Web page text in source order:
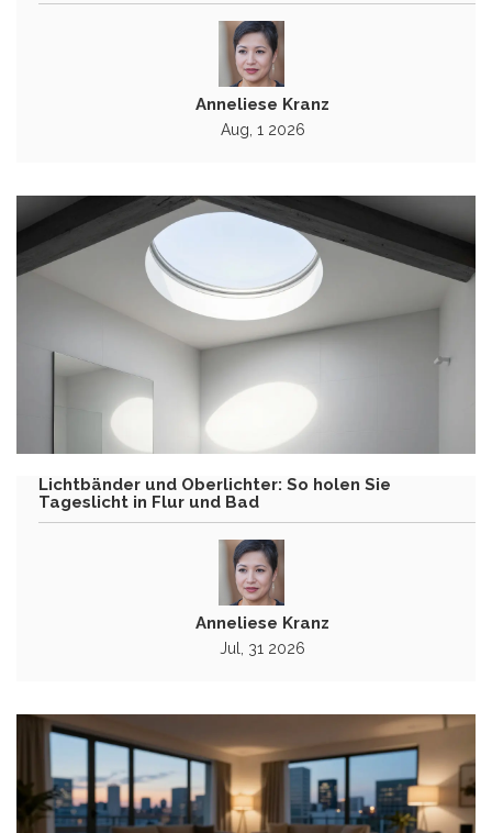
Anneliese Kranz
Aug, 1 2026
Lichtbänder und Oberlichter: So holen Sie
Tageslicht in Flur und Bad
Anneliese Kranz
Jul, 31 2026